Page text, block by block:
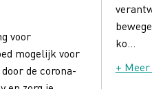
voor
mogelijk voor
de corona-
ko...
+